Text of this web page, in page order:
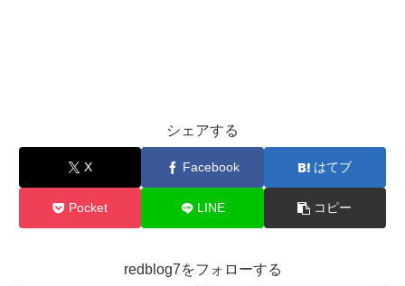
シェアする
X Facebook はてブ
Pocket LINE コピー
redblog7をフォローする